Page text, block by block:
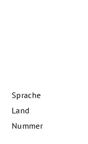
Sprache
Land
Nummer